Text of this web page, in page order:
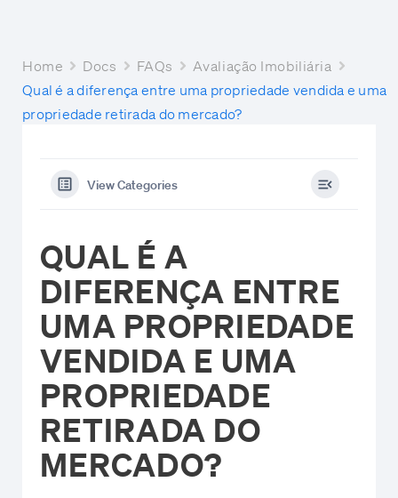
Home Docs FAQs
Avaliação Imobiliária
Qual é a diferença entre uma propriedade vendida e uma
propriedade retirada do mercado?
View Categories
QUAL É A
DIFERENÇA ENTRE
UMA PROPRIEDADE
VENDIDA E UMA
PROPRIEDADE
RETIRADA DO
MERCADO?